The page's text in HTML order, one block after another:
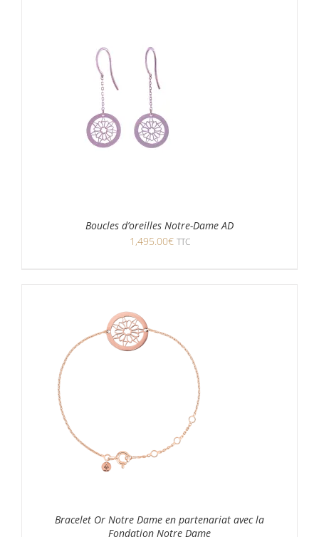
Boucles d’oreilles Notre-Dame AD
1,495.00€ TTC
Bracelet Or Notre Dame en partenariat avec la
Fondation Notre Dame